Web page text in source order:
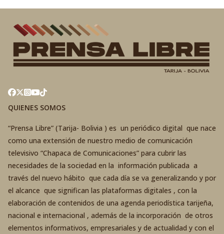
QUIENES SOMOS
“Prensa Libre” (Tarija- Bolivia ) es un periódico digital que nace
como una extensión de nuestro medio de comunicación
televisivo “Chapaca de Comunicaciones” para cubrir las
necesidades de la sociedad en la información publicada a
través del nuevo hábito que cada día se va generalizando y por
el alcance que significan las plataformas digitales , con la
elaboración de contenidos de una agenda periodística tarijeña,
nacional e internacional , además de la incorporación de otros
elementos informativos, empresariales y de actualidad y con el